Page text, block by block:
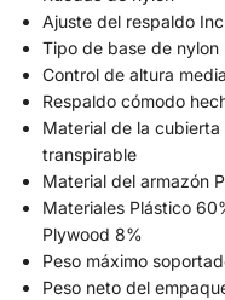
Ajuste del respaldo
Tipo de base de nylon
Control de altura
Respaldo cómodo
Material de la
transpirable
Material del armazón
Materiales Plástico
Plywood 8%
Peso máximo
Peso neto del